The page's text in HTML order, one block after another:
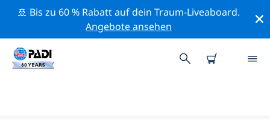
🚢 Bis zu 60 % Rabatt auf dein Traum-Liveaboard.
Angebote ansehen